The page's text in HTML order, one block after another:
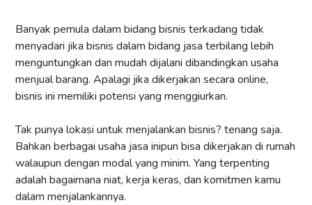
Banyak pemula dalam bidang bisnis terkadang tidak
menyadari jika bisnis dalam bidang jasa terbilang lebih
menguntungkan dan mudah dijalani dibandingkan usaha
menjual barang. Apalagi jika dikerjakan secara online,
bisnis ini memiliki potensi yang menggiurkan.
Tak punya lokasi untuk menjalankan bisnis? tenang saja.
Bahkan berbagai usaha jasa inipun bisa dikerjakan di rumah
walaupun dengan modal yang minim. Yang terpenting
adalah bagaimana niat, kerja keras, dan komitmen kamu
dalam menjalankannya.